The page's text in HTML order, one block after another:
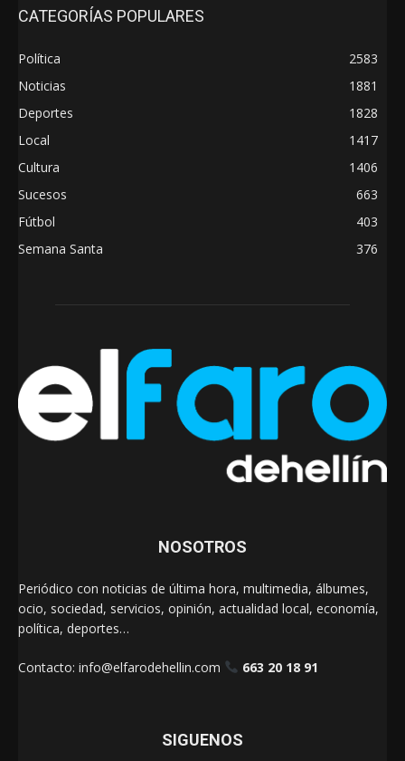
CATEGORÍAS POPULARES
Política
2583
Noticias
1881
Deportes
1828
Local
1417
Cultura
1406
Sucesos
663
Fútbol
403
Semana Santa
376
NOSOTROS
Periódico con noticias de última hora, multimedia, álbumes,
ocio, sociedad, servicios, opinión, actualidad local, economía,
política, deportes…
Contacto: info@elfarodehellin.com 663 20 18 91
SIGUENOS